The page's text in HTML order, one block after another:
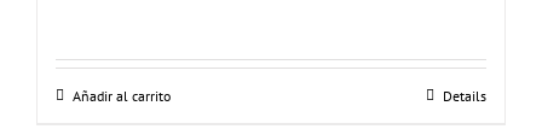
Añadir al carrito Details